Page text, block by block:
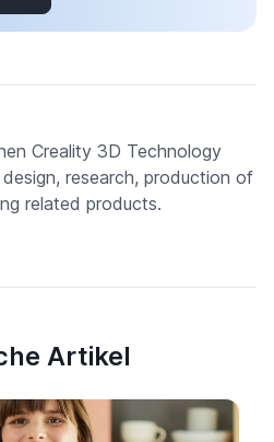
Creality 3D Technology
research, production of
related products.
Artikel